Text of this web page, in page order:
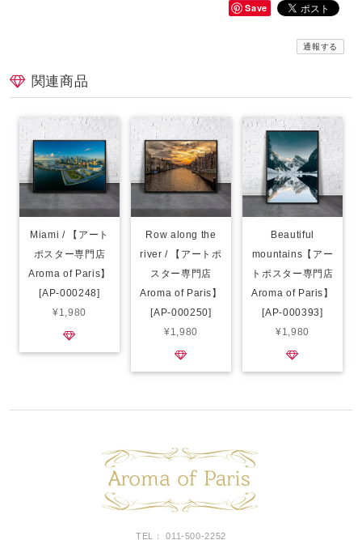
Save
通報する
関連商品
Miami / 【アート
ポスター専門店
Aroma of Paris】
[AP-000248]
¥1,980
Row along the
river / 【アートポ
スター専門店
Aroma of Paris】
[AP-000250]
¥1,980
Beautiful
mountains【アー
トポスター専門店
Aroma of Paris】
[AP-000393]
¥1,980
TEL： 011-500-2252